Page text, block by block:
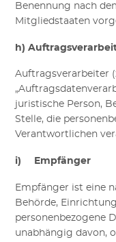
Benennung nach
Mitgliedstaaten
h)
Auftragsverarbeiter
juristische Person,
Stelle, die
Verantwortlichen
i) Empfänger
Empfänger ist eine
Behörde,
personenbezogene
unabhängig davon,